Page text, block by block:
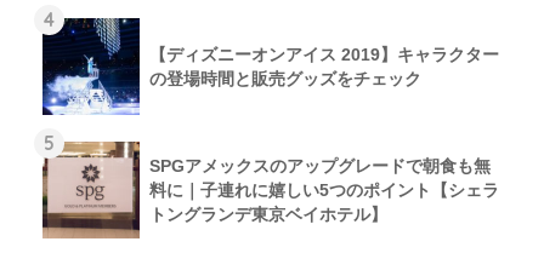
4
【ディズニーオンアイス 2019】キャラクター
の登場時間と販売グッズをチェック
5
SPGアメックスのアップグレードで朝食も無
料に｜子連れに嬉しい5つのポイント【シェラ
トングランデ東京ベイホテル】